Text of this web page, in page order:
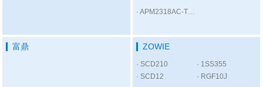
APM2318AC-TRL
富鼎 ZOWIE
SCD210
1SS355
SCD12
RGF10J